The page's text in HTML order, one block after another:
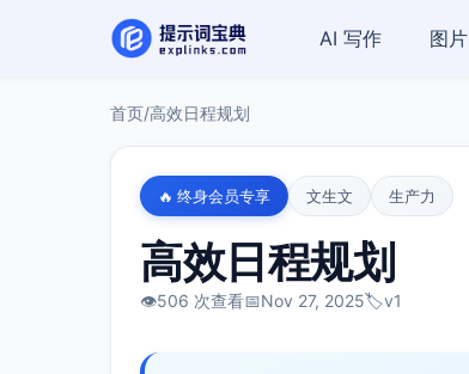
AI 写作 图片
首页/高效日程规划
🔥 终身会员专享 文生文 生产力
高效日程规划
👁️506 次查看📅Nov 27, 2025🏷️v1